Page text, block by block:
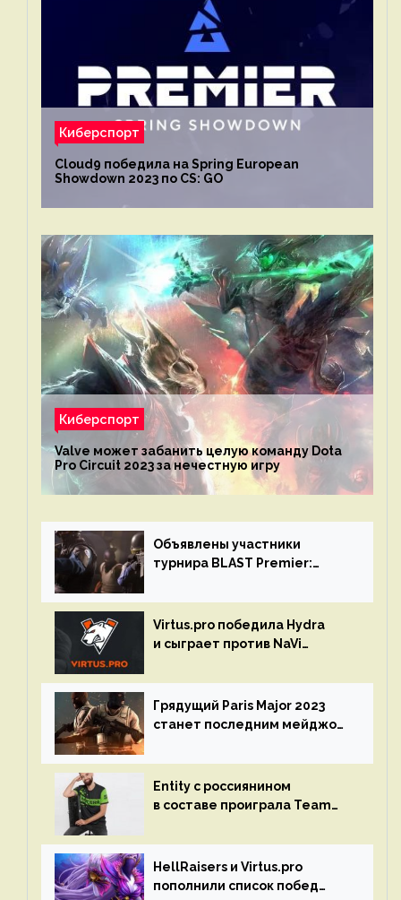
Киберспорт
Cloud9 победила на Spring European
Showdown 2023 по CS: GO
Киберспорт
Valve может забанить целую команду Dota
Pro Circuit 2023 за нечестную игру
Объявлены участники
турнира BLAST Premier:
Virtus.pro победила Hydra
и сыграет против NaVi
Грядущий Paris Major 2023
станет последним мейджор-
Entity с россиянином
в составе проиграла Team
HellRaisers и Virtus.pro
пополнили список побед